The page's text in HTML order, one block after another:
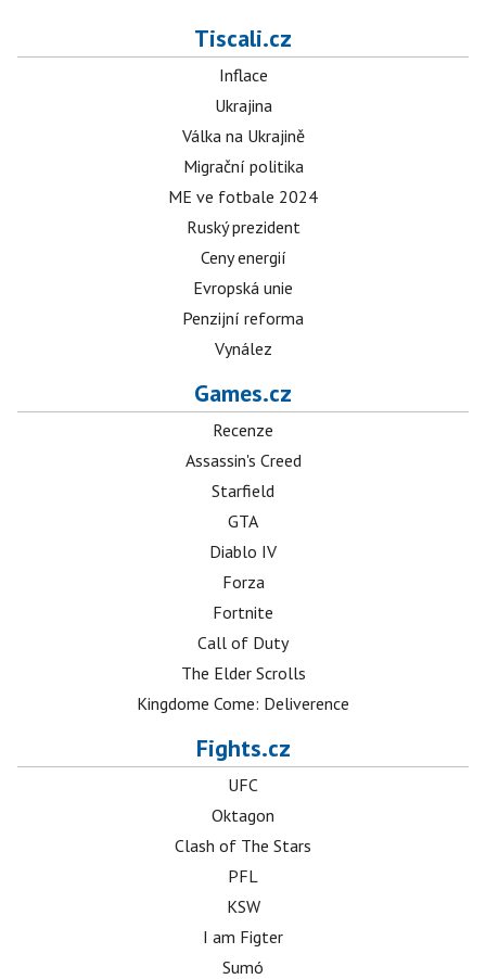
Tiscali.cz
Inflace
Ukrajina
Válka na Ukrajině
Migrační politika
ME ve fotbale 2024
Ruský prezident
Ceny energií
Evropská unie
Penzijní reforma
Vynález
Games.cz
Recenze
Assassin's Creed
Starfield
GTA
Diablo IV
Forza
Fortnite
Call of Duty
The Elder Scrolls
Kingdome Come: Deliverence
Fights.cz
UFC
Oktagon
Clash of The Stars
PFL
KSW
I am Figter
Sumó